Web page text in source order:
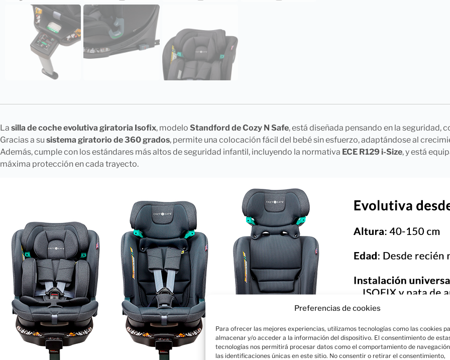
Preferencias de cookies
Para ofrecer las mejores experiencias, utilizamos tecnologías como las cookies
almacenar y/o acceder a la información del dispositivo. El consentimiento de
tecnologías nos permitirá procesar datos como el comportamiento de
las identificaciones únicas en este sitio. No consentir o retirar el consentimiento,
La silla de coche evolutiva giratoria Isofix, modelo Standford de Cozy N Safe, está diseñada pensando en la
Gracias a su sistema giratorio de 360 grados, permite una colocación fácil del bebé sin esfuerzo, adaptándose al
Además, cumple con los estándares más altos de seguridad infantil, incluyendo la normativa ECE R129 i-Size, y está
máxima protección en cada trayecto.